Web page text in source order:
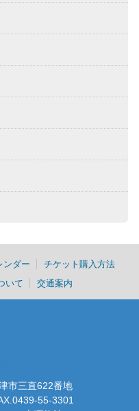
ンダー
チケット購入方法
いて 交通案内
市三直622番地
55-3301